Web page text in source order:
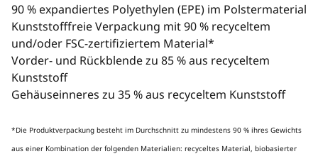
Generation-Grafikkarte für unvergleichliche KI-
Inferenz – insgesamt bis zu 335 TOPS KI-
Inferenzleistung mit CPU und GPU. Sie können
einfach alles bearbeiten, von Deep-Learning-
Modellen bis hin zu Echtzeitanalysen, ohne
Kompromisse bei Platz oder Energieeffizienz
90 % expandiertes Polyethylen (EPE) im Polstermaterial
Kunststofffreie Verpackung mit 90 % recyceltem
und/oder FSC-zertifiziertem Material*
Vorder- und Rückblende zu 85 % aus recyceltem
Kunststoff
Gehäuseinneres zu 35 % aus recyceltem Kunststoff
*Die Produktverpackung besteht im Durchschnitt zu mindestens 90 % ihres Gewichts
aus einer Kombination der folgenden Materialien: recyceltes Material, biobasierter